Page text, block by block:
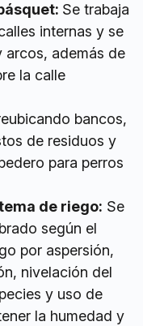
Se trabaja
internas y se
arcos, además de
la calle
bancos,
de residuos y
para perros
de riego: Se
según el
por aspersión,
nivelación del
y uso de
la humedad y